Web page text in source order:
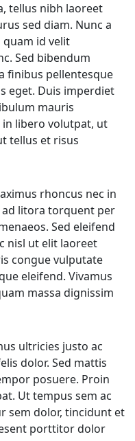
tellus nibh laoreet
sed diam. Nunc a
id velit
Sed bibendum
finibus pellentesque
eget. Duis imperdiet
mauris
libero volutpat, ut
tellus et risus
rhoncus nec in
ad litora torquent per
Sed eleifend
nisl ut elit laoreet
congue vulputate
eleifend. Vivamus
massa dignissim
ultricies justo ac
dolor. Sed mattis
posuere. Proin
Ut tempus sem ac
sem dolor, tincidunt et
porttitor dolor